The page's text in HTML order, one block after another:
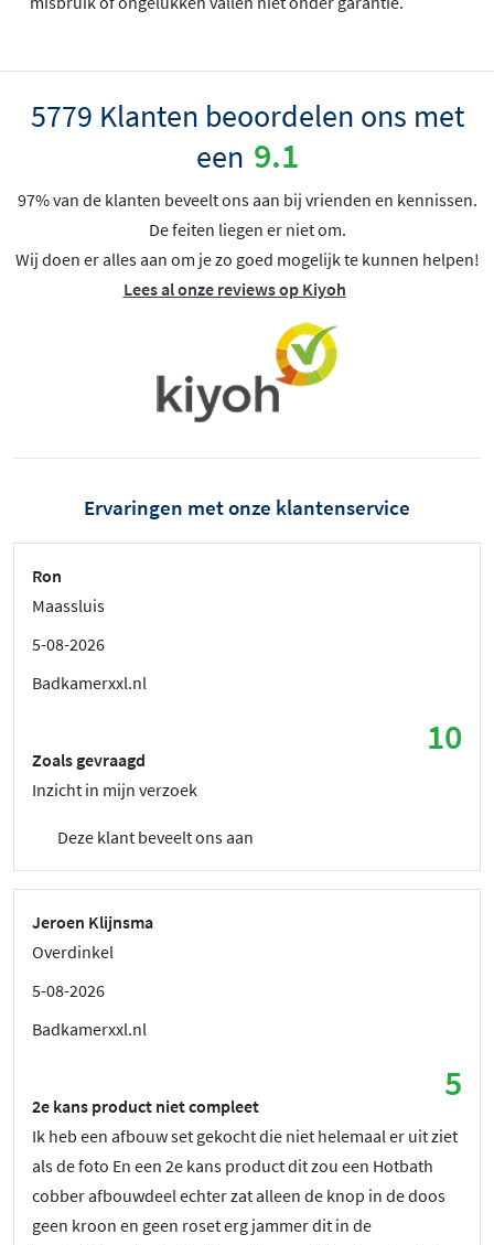
5779 Klanten beoordelen ons met
een 9.1
97% van de klanten beveelt ons aan bij vrienden en kennissen.
De feiten liegen er niet om.
Wij doen er alles aan om je zo goed mogelijk te kunnen helpen!
Lees al onze reviews op Kiyoh
Ervaringen met onze klantenservice
Ron
Maassluis
5-08-2026
Badkamerxxl.nl
10
Zoals gevraagd
Inzicht in mijn verzoek
Deze klant beveelt ons aan
Jeroen Klijnsma
Overdinkel
5-08-2026
Badkamerxxl.nl
5
2e kans product niet compleet
Ik heb een afbouw set gekocht die niet helemaal er uit ziet
als de foto En een 2e kans product dit zou een Hotbath
cobber afbouwdeel echter zat alleen de knop in de doos
geen kroon en geen roset erg jammer dit in de